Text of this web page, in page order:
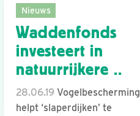
Nieuws
Waddenfonds
investeert in
natuurrijkere ..
28.06.19 Vogelbescherming
helpt ‘slaperdijken’ te